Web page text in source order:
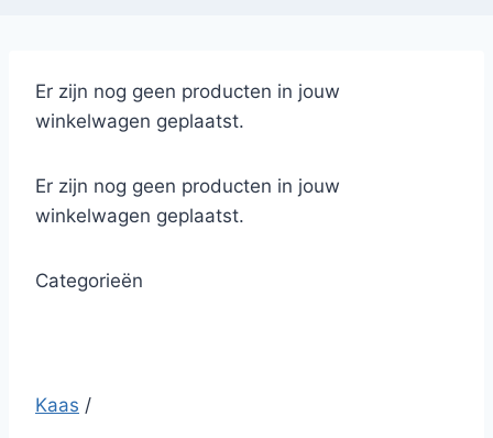
Er zijn nog geen producten in jouw
winkelwagen geplaatst.
Er zijn nog geen producten in jouw
winkelwagen geplaatst.
Categorieën
Kaas /